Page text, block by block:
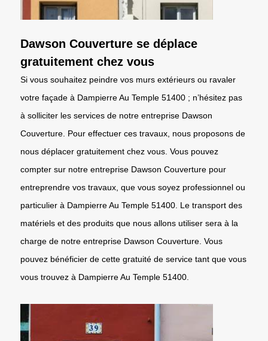
Dawson Couverture se déplace
gratuitement chez vous
Si vous souhaitez peindre vos murs extérieurs ou ravaler
votre façade à Dampierre Au Temple 51400 ; n’hésitez pas
à solliciter les services de notre entreprise Dawson
Couverture. Pour effectuer ces travaux, nous proposons de
nous déplacer gratuitement chez vous. Vous pouvez
compter sur notre entreprise Dawson Couverture pour
entreprendre vos travaux, que vous soyez professionnel ou
particulier à Dampierre Au Temple 51400. Le transport des
matériels et des produits que nous allons utiliser sera à la
charge de notre entreprise Dawson Couverture. Vous
pouvez bénéficier de cette gratuité de service tant que vous
vous trouvez à Dampierre Au Temple 51400.